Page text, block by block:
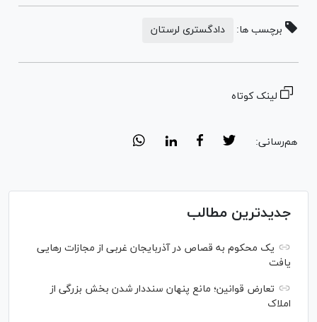
برچسب ها: دادگستری لرستان
لینک کوتاه
هم‌رسانی:
جدیدترین مطالب
یک محکوم به قصاص در آذربایجان‌ غربی از مجازات رهایی
یافت
تعارض قوانین؛ مانع پنهان سنددار شدن بخش بزرگی از
املاک